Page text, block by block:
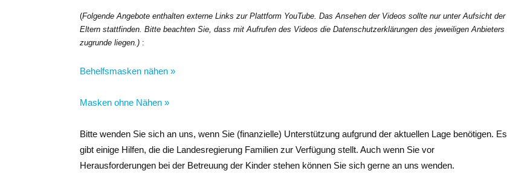
(Folgende Angebote enthalten externe Links zur Plattform YouTube. Das Ansehen der Videos sollte nur unter Aufsicht der
Eltern stattfinden. Bitte beachten Sie, dass mit Aufrufen des Videos die Datenschutzerklärungen des jeweiligen Anbieters
zugrunde liegen.) :
Behelfsmasken nähen »
Masken ohne Nähen »
Bitte wenden Sie sich an uns, wenn Sie (finanzielle) Unterstützung aufgrund der aktuellen Lage benötigen. Es
gibt einige Hilfen, die die Landesregierung Familien zur Verfügung stellt. Auch wenn Sie vor
Herausforderungen bei der Betreuung der Kinder stehen können Sie sich gerne an uns wenden.